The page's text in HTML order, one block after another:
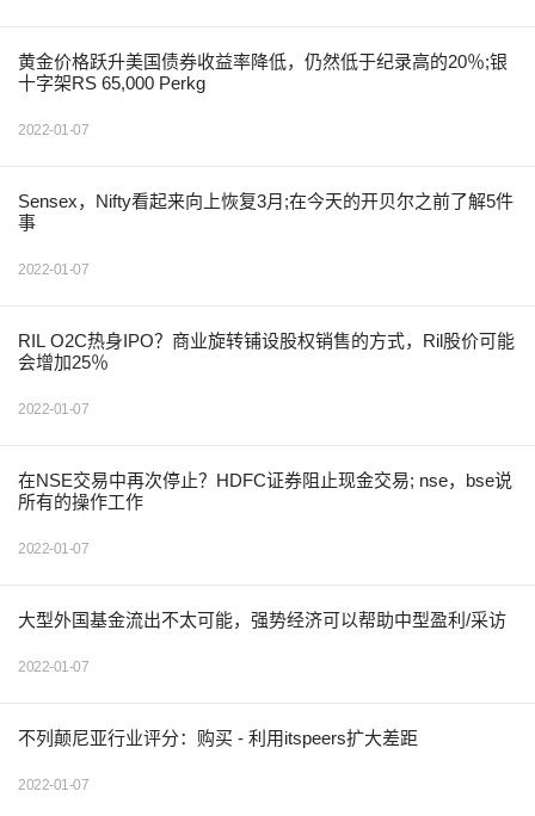
黄金价格跃升美国债券收益率降低，仍然低于纪录高的20％;银
十字架RS 65,000 Perkg
2022-01-07
Sensex，Nifty看起来向上恢复3月;在今天的开贝尔之前了解5件
事
2022-01-07
RIL O2C热身IPO？商业旋转铺设股权销售的方式，Ril股价可能
会增加25％
2022-01-07
在NSE交易中再次停止？HDFC证券阻止现金交易; nse，bse说
所有的操作工作
2022-01-07
大型外国基金流出不太可能，强势经济可以帮助中型盈利/采访
2022-01-07
不列颠尼亚行业评分：购买 - 利用itspeers扩大差距
2022-01-07